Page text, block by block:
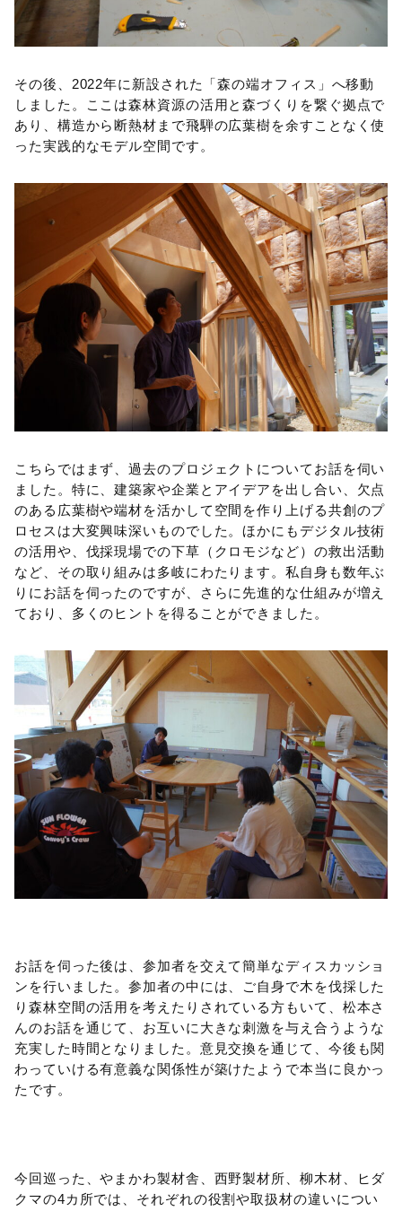
その後、2022年に新設された「森の端オフィス」へ移動
しました。ここは森林資源の活用と森づくりを繋ぐ拠点で
あり、構造から断熱材まで飛騨の広葉樹を余すことなく使
った実践的なモデル空間です。
こちらではまず、過去のプロジェクトについてお話を伺い
ました。特に、建築家や企業とアイデアを出し合い、欠点
のある広葉樹や端材を活かして空間を作り上げる共創のプ
ロセスは大変興味深いものでした。ほかにもデジタル技術
の活用や、伐採現場での下草（クロモジなど）の救出活動
など、その取り組みは多岐にわたります。私自身も数年ぶ
りにお話を伺ったのですが、さらに先進的な仕組みが増え
ており、多くのヒントを得ることができました。
お話を伺った後は、参加者を交えて簡単なディスカッショ
ンを行いました。参加者の中には、ご自身で木を伐採した
り森林空間の活用を考えたりされている方もいて、松本さ
んのお話を通じて、お互いに大きな刺激を与え合うような
充実した時間となりました。意見交換を通じて、今後も関
わっていける有意義な関係性が築けたようで本当に良かっ
たです。
今回巡った、やまかわ製材舎、西野製材所、柳木材、ヒダ
クマの4カ所では、それぞれの役割や取扱材の違いについ